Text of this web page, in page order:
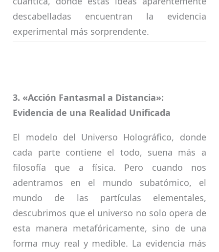
descabelladas encuentran la evidencia
experimental más sorprendente.
3. «Acción Fantasmal a Distancia»:
Evidencia de una Realidad Unificada
El modelo del Universo Holográfico, donde
cada parte contiene el todo, suena más a
filosofía que a física. Pero cuando nos
adentramos en el mundo subatómico, el
mundo de las partículas elementales,
descubrimos que el universo no solo opera de
esta manera metafóricamente, sino de una
forma muy real y medible. La evidencia más